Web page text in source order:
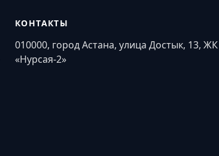
КОНТАКТЫ
010000, город Астана, улица Достык, 13, ЖК
«Нурсая-2»